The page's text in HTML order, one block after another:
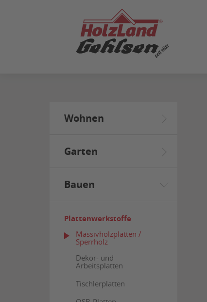
Wohnen
Garten
Bauen
Plattenwerkstoffe
Massivholzplatten /
Sperrholz
Dekor- und
Arbeitsplatten
Tischlerplatten